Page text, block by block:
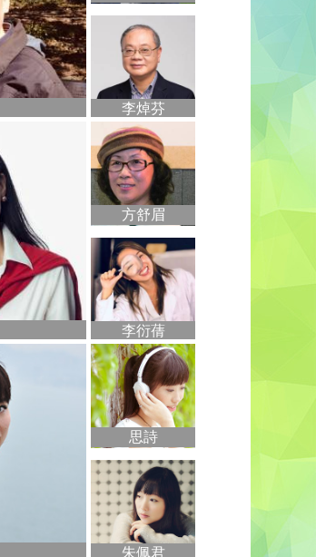
李焯芬
方舒眉
李衍蒨
思詩
朱佩君